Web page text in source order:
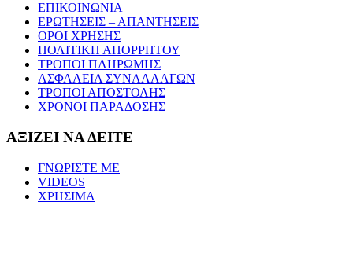
ΕΠΙΚΟΙΝΩΝΙΑ
ΕΡΩΤΗΣΕΙΣ – ΑΠΑΝΤΗΣΕΙΣ
ΟΡΟΙ ΧΡΗΣΗΣ
ΠΟΛΙΤΙΚΗ ΑΠΟΡΡΗΤΟΥ
ΤΡΟΠΟΙ ΠΛΗΡΩΜΗΣ
ΑΣΦΑΛΕΙΑ ΣΥΝΑΛΛΑΓΩΝ
ΤΡΟΠΟΙ ΑΠΟΣΤΟΛΗΣ
ΧΡΟΝΟΙ ΠΑΡΑΔΟΣΗΣ
ΑΞΙΖΕΙ ΝΑ ΔΕΙΤΕ
ΓΝΩΡΙΣΤΕ ΜΕ
VIDEOS
ΧΡΗΣΙΜΑ